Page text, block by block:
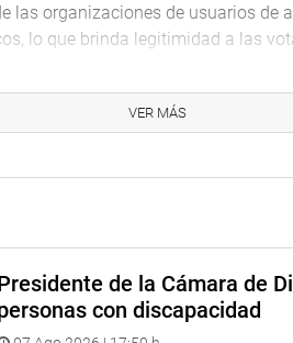
las organizaciones de usuarios de
lo que brinda legitimidad a las
Agurto (Frepap) y Lenin Bazán
VER MÁS
de la Cámara de
con discapacidad